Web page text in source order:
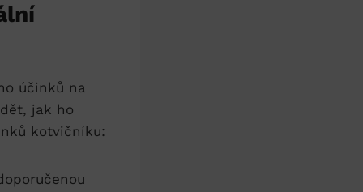
účinků na
jak ho
kotvičníku: